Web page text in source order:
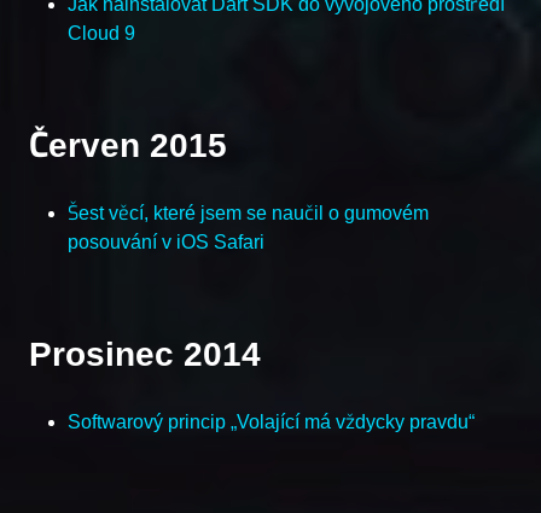
Jak nainstalovat Dart SDK do vývojového prostředí
Cloud 9
Červen 2015
Šest věcí, které jsem se naučil o gumovém
posouvání v iOS Safari
Prosinec 2014
Softwarový princip „Volající má vždycky pravdu“